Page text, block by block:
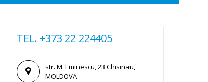
TEL. +373 22 224405
str. M. Eminescu, 23 Chisinau,
MOLDOVA